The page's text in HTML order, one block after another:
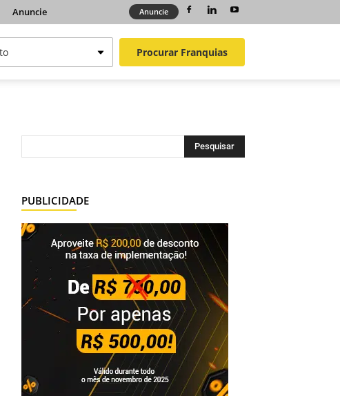
Anuncie Anuncie
Procurar Franquias
PUBLICIDADE